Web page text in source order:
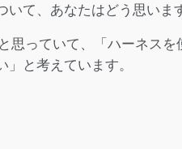
て、あなたはどう思いま
っていて、「ハーネス
と考えています。